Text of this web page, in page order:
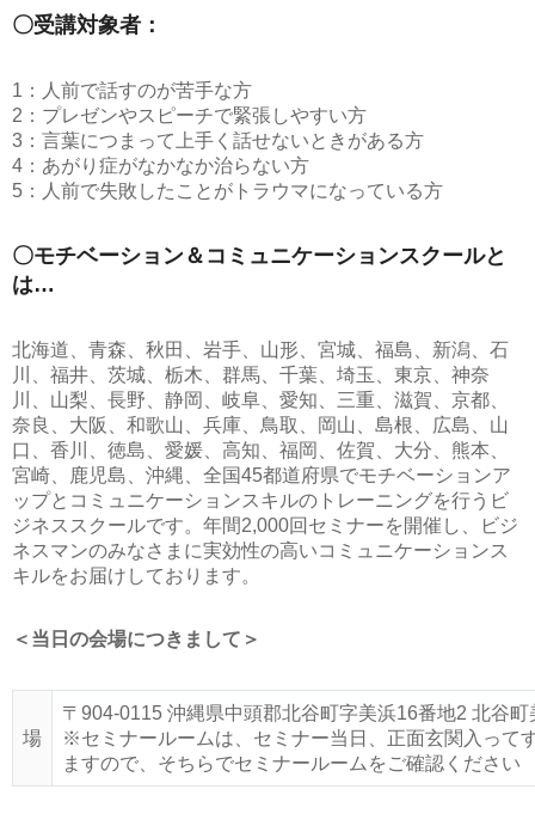
〇受講対象者：
1：人前で話すのが苦手な方
2：プレゼンやスピーチで緊張しやすい方
3：言葉につまって上手く話せないときがある方
4：あがり症がなかなか治らない方
5：人前で失敗したことがトラウマになっている方
〇モチベーション＆コミュニケーションスクールと
は…
北海道、青森、秋田、岩手、山形、宮城、福島、新潟、石
川、福井、茨城、栃木、群馬、千葉、埼玉、東京、神奈
川、山梨、長野、静岡、岐阜、愛知、三重、滋賀、京都、
奈良、大阪、和歌山、兵庫、鳥取、岡山、島根、広島、山
口、香川、徳島、愛媛、高知、福岡、佐賀、大分、熊本、
宮崎、鹿児島、沖縄、全国45都道府県でモチベーションア
ップとコミュニケーションスキルのトレーニングを行うビ
ジネススクールです。年間2,000回セミナーを開催し、ビジ
ネスマンのみなさまに実効性の高いコミュニケーションス
キルをお届けしております。
＜当日の会場につきまして＞
場
〒904-0115 沖縄県中頭郡北谷町字美浜16番地2 北谷
※セミナールームは、セミナー当日、正面玄関入って
ますので、そちらでセミナールームをご確認ください